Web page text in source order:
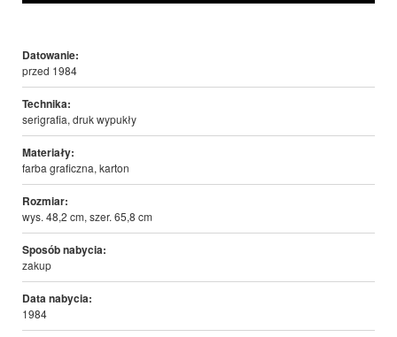
Datowanie:
przed 1984
Technika:
serigrafia, druk wypukły
Materiały:
farba graficzna, karton
Rozmiar:
wys. 48,2 cm, szer. 65,8 cm
Sposób nabycia:
zakup
Data nabycia:
1984